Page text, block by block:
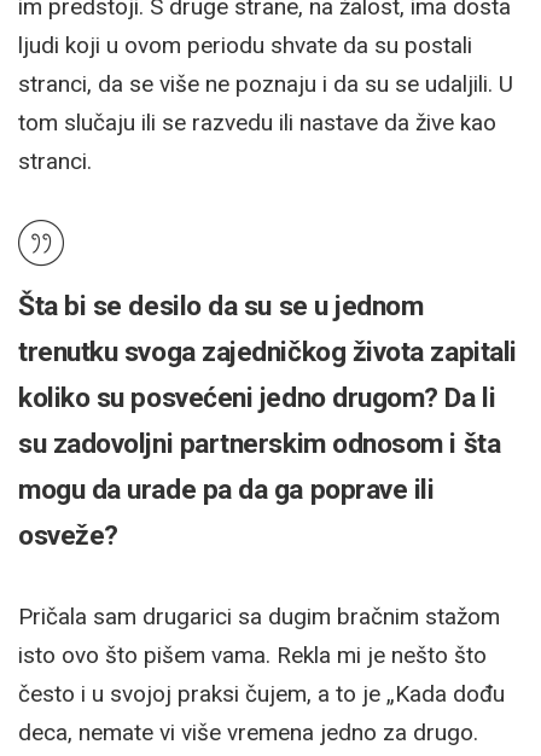
im predstoji. S druge strane, na žalost, ima dosta
ljudi koji u ovom periodu shvate da su postali
stranci, da se više ne poznaju i da su se udaljili. U
tom slučaju ili se razvedu ili nastave da žive kao
stranci.
Šta bi se desilo da su se u jednom
trenutku svoga zajedničkog života zapitali
koliko su posvećeni jedno drugom? Da li
su zadovoljni partnerskim odnosom i šta
mogu da urade pa da ga poprave ili
osveže?
Pričala sam drugarici sa dugim bračnim stažom
isto ovo što pišem vama. Rekla mi je nešto što
često i u svojoj praksi čujem, a to je „Kada dođu
deca, nemate vi više vremena jedno za drugo.